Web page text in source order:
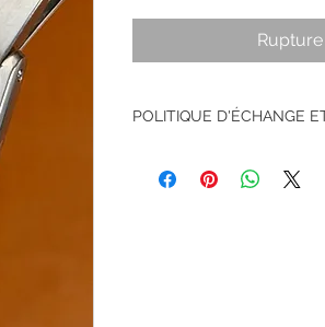
POLITIQUE D'ÉCHANGE